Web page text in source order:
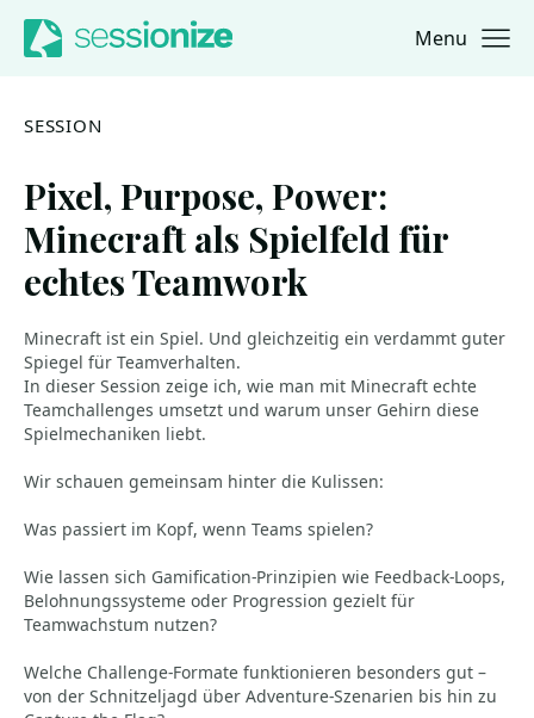
Jump to navigation
Jump to content Menu
SESSION
Pixel, Purpose, Power:
Minecraft als Spielfeld für
echtes Teamwork
Minecraft ist ein Spiel. Und gleichzeitig ein verdammt guter
Spiegel für Teamverhalten.
In dieser Session zeige ich, wie man mit Minecraft echte
Teamchallenges umsetzt und warum unser Gehirn diese
Spielmechaniken liebt.
Wir schauen gemeinsam hinter die Kulissen:
Was passiert im Kopf, wenn Teams spielen?
Wie lassen sich Gamification-Prinzipien wie Feedback-Loops,
Belohnungssysteme oder Progression gezielt für
Teamwachstum nutzen?
Welche Challenge-Formate funktionieren besonders gut –
von der Schnitzeljagd über Adventure-Szenarien bis hin zu